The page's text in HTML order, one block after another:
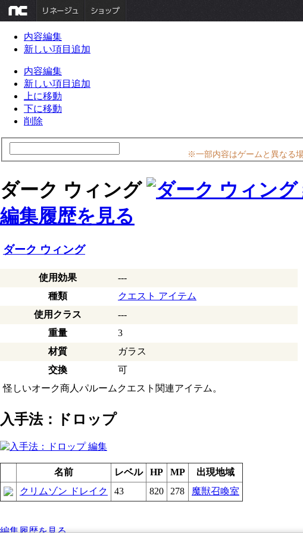
内容編集
新しい項目追加
内容編集
新しい項目追加
上に移動
下に移動
削除
※一部内容はゲームと異なる
ダーク ウィング
編集履歴を見る
ダーク ウィング
使用効果
---
種類
クエスト アイテム
使用クラス
---
重量
3
材質
ガラス
交換
可
怪しいオーク商人パルームクエスト関連アイテム。
入手法：ドロップ
名前 レベル HP MP
出現地域
クリムゾン ドレイク
43 820 278 魔獣召喚室
編集履歴を見る